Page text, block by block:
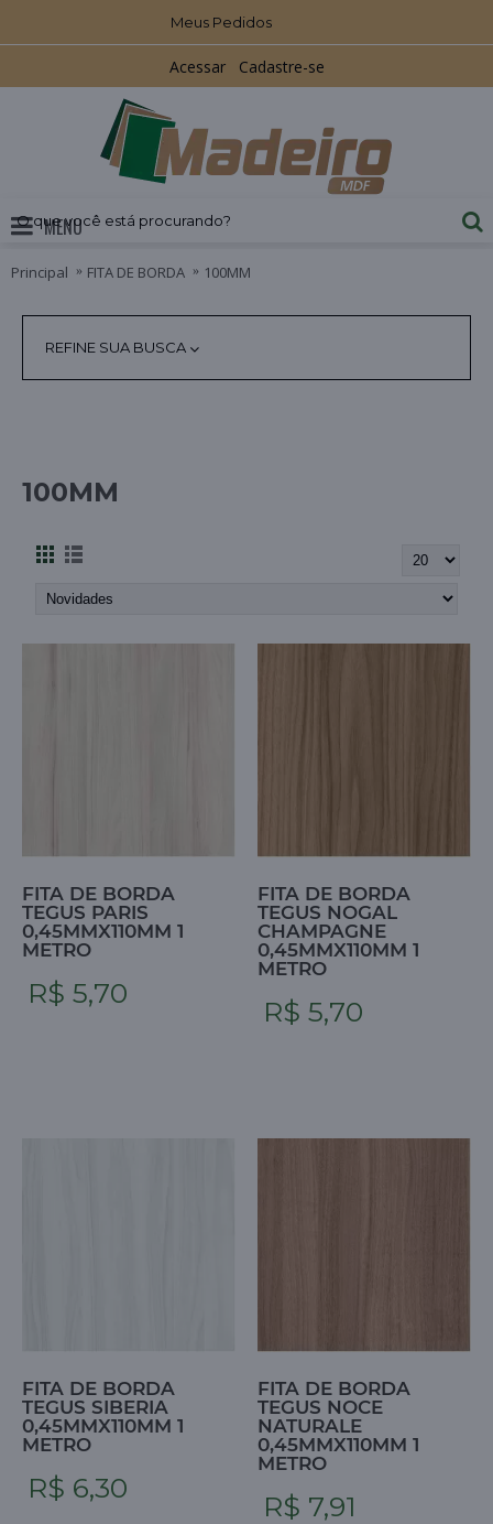
Meus Pedidos
Acessar Cadastre-se
MENU
Principal FITA DE BORDA 100MM
REFINE SUA BUSCA
100MM
FITA DE BORDA
TEGUS PARIS
0,45MMX110MM 1
METRO
R$ 5,70
FITA DE BORDA
TEGUS NOGAL
CHAMPAGNE
0,45MMX110MM 1
METRO
R$ 5,70
FITA DE BORDA
TEGUS SIBERIA
0,45MMX110MM 1
METRO
R$ 6,30
FITA DE BORDA
TEGUS NOCE
NATURALE
0,45MMX110MM 1
METRO
R$ 7,91